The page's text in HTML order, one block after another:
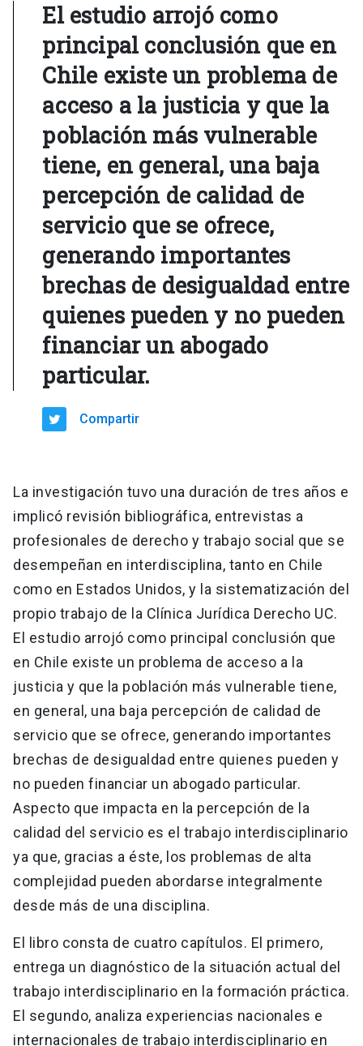
El estudio arrojó como
principal conclusión que en
Chile existe un problema de
acceso a la justicia y que la
población más vulnerable
tiene, en general, una baja
percepción de calidad de
servicio que se ofrece,
generando importantes
brechas de desigualdad entre
quienes pueden y no pueden
financiar un abogado
particular.
Compartir
La investigación tuvo una duración de tres años e
implicó revisión bibliográfica, entrevistas a
profesionales de derecho y trabajo social que se
desempeñan en interdisciplina, tanto en Chile
como en Estados Unidos, y la sistematización del
propio trabajo de la Clínica Jurídica Derecho UC.
El estudio arrojó como principal conclusión que
en Chile existe un problema de acceso a la
justicia y que la población más vulnerable tiene,
en general, una baja percepción de calidad de
servicio que se ofrece, generando importantes
brechas de desigualdad entre quienes pueden y
no pueden financiar un abogado particular.
Aspecto que impacta en la percepción de la
calidad del servicio es el trabajo interdisciplinario
ya que, gracias a éste, los problemas de alta
complejidad pueden abordarse integralmente
desde más de una disciplina.
El libro consta de cuatro capítulos. El primero,
entrega un diagnóstico de la situación actual del
trabajo interdisciplinario en la formación práctica.
El segundo, analiza experiencias nacionales e
internacionales de trabajo interdisciplinario en